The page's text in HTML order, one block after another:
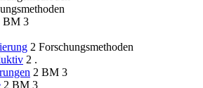
BM 3
2 Forschungsmethoden
2 .
2 BM 3
2 BM 3